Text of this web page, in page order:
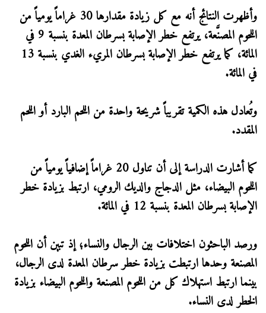
وأظهرت النتائج أنه مع كل زيادة مقدارها 30 غراماً يومياً من
اللحوم المصنَّعة، يرتفع خطر الإصابة بسرطان المعدة بنسبة 9 في
المائة، كما يرتفع خطر الإصابة بسرطان المريء الغدي بنسبة 13
في المائة.
وتُعادل هذه الكمية تقريباً شريحة واحدة من اللحم البارد أو اللحم
المقدد.
كما أشارت الدراسة إلى أن تناول 20 غراماً إضافياً يومياً من
اللحوم البيضاء، مثل الدجاج والديك الرومي، ارتبط بزيادة خطر
الإصابة بسرطان المعدة بنسبة 12 في المائة.
ورصد الباحثون اختلافات بين الرجال والنساء؛ إذ تبين أن اللحوم
المصنعة وحدها ارتبطت بزيادة خطر سرطان المعدة لدى الرجال،
بينما ارتبط استهلاك كل من اللحوم المصنعة واللحوم البيضاء بزيادة
الخطر لدى النساء.